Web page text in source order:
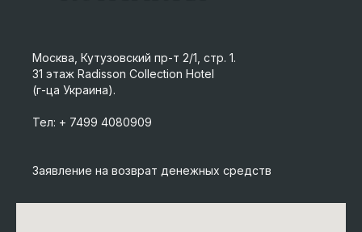
Москва, Кутузовский пр-т 2/1, стр. 1.
31 этаж Radisson Collection Hotel
(г-ца Украина).
Тел: + 7499 4080909
Заявление на возврат денежных средств